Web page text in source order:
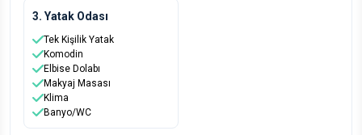
3. Yatak Odası
Tek Kişilik Yatak
Komodin
Elbise Dolabı
Makyaj Masası
Klima
Banyo/WC